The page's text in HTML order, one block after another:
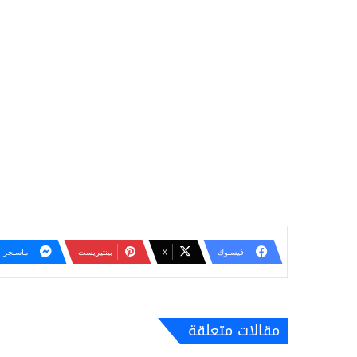
فيسبوك ‫X بينتيريست ماسنجر
مقالات متعلقة